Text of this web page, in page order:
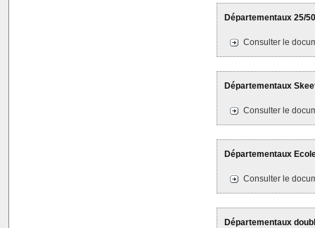
Départementaux 25/
Consulter le
Départementaux
Consulter le
Départementaux
Consulter le
Départementaux